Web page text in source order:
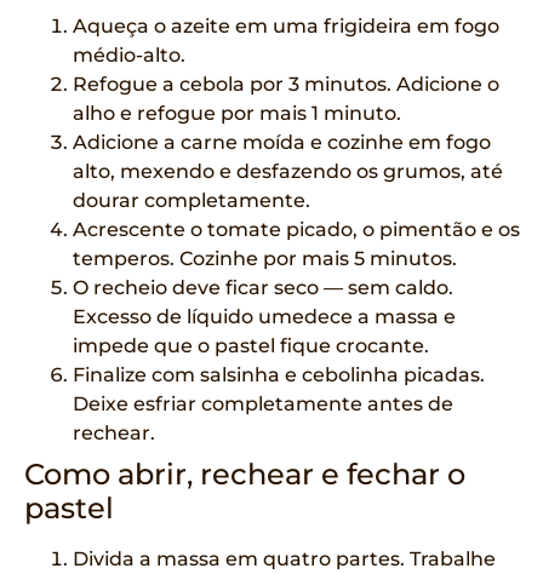
Aqueça o azeite em uma frigideira em fogo
médio-alto.
Refogue a cebola por 3 minutos. Adicione o
alho e refogue por mais 1 minuto.
Adicione a carne moída e cozinhe em fogo
alto, mexendo e desfazendo os grumos, até
dourar completamente.
Acrescente o tomate picado, o pimentão e os
temperos. Cozinhe por mais 5 minutos.
O recheio deve ficar seco — sem caldo.
Excesso de líquido umedece a massa e
impede que o pastel fique crocante.
Finalize com salsinha e cebolinha picadas.
Deixe esfriar completamente antes de
rechear.
Como abrir, rechear e fechar o
pastel
Divida a massa em quatro partes. Trabalhe